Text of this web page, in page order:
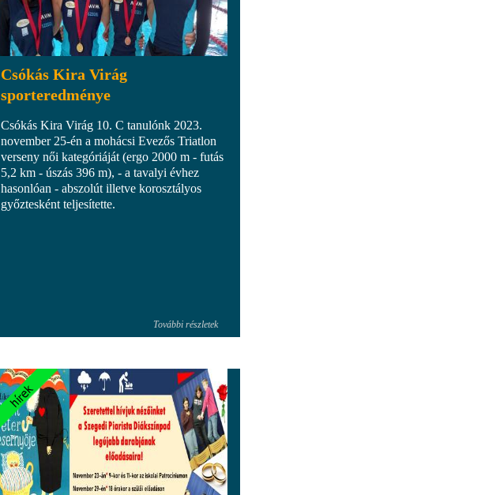
Csókás Kira Virág
sporteredménye
Csókás Kira Virág 10. C tanulónk 2023.
november 25-én a mohácsi Evezős Triatlon
verseny női kategóriáját (ergo 2000 m - futás
5,2 km - úszás 396 m), - a tavalyi évhez
hasonlóan - abszolút illetve korosztályos
győztesként teljesítette.
További részletek